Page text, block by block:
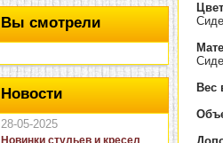
Вы смотрели
Новости
28-05-2025
Новинки стульев и кресел
Вес